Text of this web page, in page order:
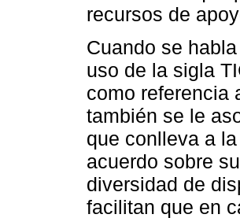
recursos de
Cuando se
uso de la sigla
como referencia
también se le
que conlleva a
acuerdo sobre
diversidad de
facilitan que en